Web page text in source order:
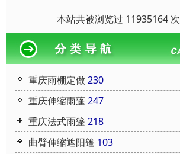
本站共被浏览过 11935164 次
重庆雨棚定做230
重庆伸缩雨蓬247
重庆法式雨篷 218
曲臂伸缩遮阳篷 103